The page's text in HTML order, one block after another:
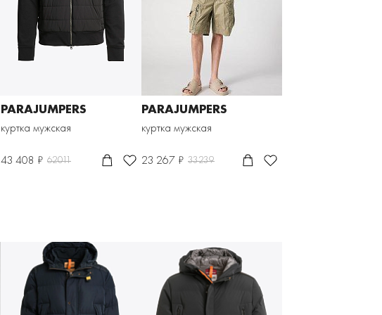
PARAJUMPERS
куртка мужская
43 408 ₽ 62011
PARAJUMPERS
куртка мужская
23 267 ₽ 33239